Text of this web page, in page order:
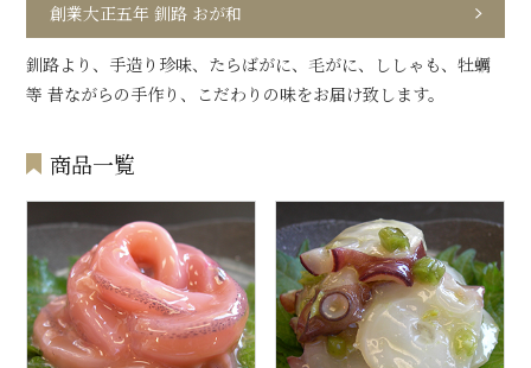
創業大正五年 釧路 おが和
釧路より、手造り珍味、たらばがに、毛がに、ししゃも、牡蠣
等 昔ながらの手作り、こだわりの味をお届け致します。
商品一覧